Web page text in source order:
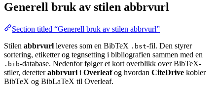
Generell bruk av stilen abbrvurl
Section titled “Generell bruk av stilen abbrvurl”
Stilen abbrvurl leveres som en BibTeX .bst-fil. Den styrer
sortering, etiketter og tegnsetting i bibliografien sammen med en
.bib-database. Nedenfor følger et kort overblikk over BibTeX-
stiler, deretterabbrvurl i Overleafog hvordan CiteDrive kobler
BibTeX og BibLaTeX til Overleaf.